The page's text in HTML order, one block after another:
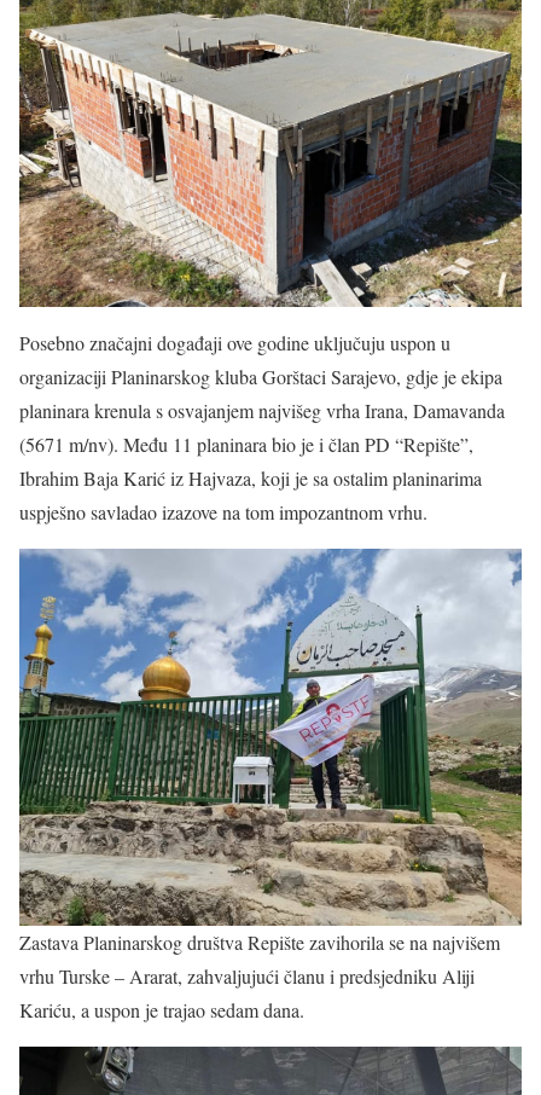
Posebno značajni događaji ove godine uključuju uspon u
organizaciji Planinarskog kluba Gorštaci Sarajevo, gdje je ekipa
planinara krenula s osvajanjem najvišeg vrha Irana, Damavanda
(5671 m/nv). Među 11 planinara bio je i član PD “Repište”,
Ibrahim Baja Karić iz Hajvaza, koji je sa ostalim planinarima
uspješno savladao izazove na tom impozantnom vrhu.
Zastava Planinarskog društva Repište zavihorila se na najvišem
vrhu Turske – Ararat, zahvaljujući članu i predsjedniku Aliji
Kariću, a uspon je trajao sedam dana.